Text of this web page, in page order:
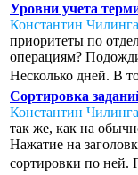
Уровни учета
Константин
приоритеты по
операциям?
Несколько дней. В
Сортировка
Константин
так же, как на
Нажатие на
сортировки по